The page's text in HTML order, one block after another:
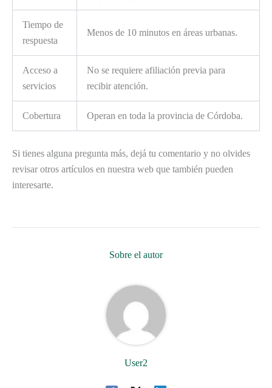
Tiempo de
respuesta
Menos de 10 minutos en áreas urbanas.
Acceso a
servicios
No se requiere afiliación previa para
recibir atención.
Cobertura Operan en toda la provincia de Córdoba.
Si tienes alguna pregunta más, dejá tu comentario y no olvides
revisar otros artículos en nuestra web que también pueden
interesarte.
Sobre el autor
User2